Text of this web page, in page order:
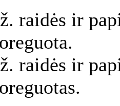
raidės ir
raidės ir